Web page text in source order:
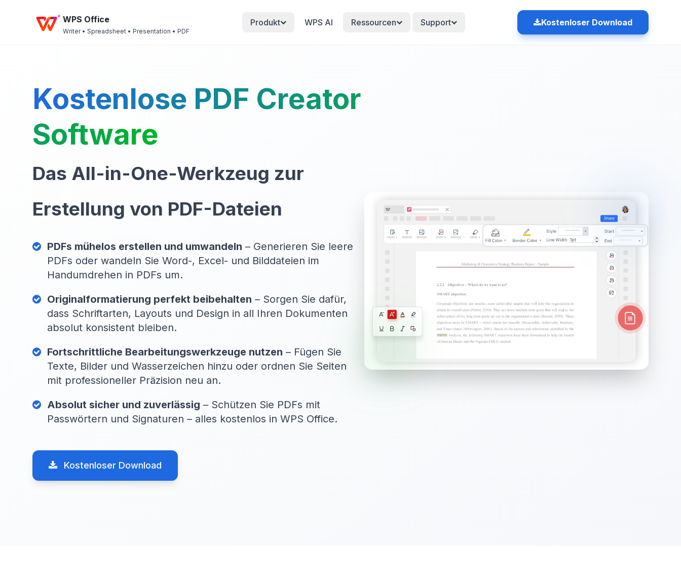
WPS Office
Writer • Spreadsheet • Presentation • PDF
Produkt WPS AI Ressourcen Support Kostenloser Download
Kostenlose PDF Creator
Software
Das All-in-One-Werkzeug zur
Erstellung von PDF-Dateien
PDFs mühelos erstellen und umwandeln – Generieren Sie leere
PDFs oder wandeln Sie Word-, Excel- und Bilddateien im
Handumdrehen in PDFs um.
Originalformatierung perfekt beibehalten – Sorgen Sie dafür,
dass Schriftarten, Layouts und Design in all Ihren Dokumenten
absolut konsistent bleiben.
Fortschrittliche Bearbeitungswerkzeuge nutzen – Fügen Sie
Texte, Bilder und Wasserzeichen hinzu oder ordnen Sie Seiten
mit professioneller Präzision neu an.
Absolut sicher und zuverlässig – Schützen Sie PDFs mit
Passwörtern und Signaturen – alles kostenlos in WPS Office.
Kostenloser Download